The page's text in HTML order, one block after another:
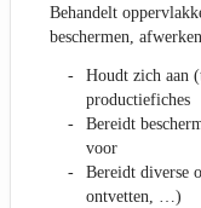
Behandelt
beschermen,
Houdt zich aan
productiefiches
Bereidt
voor
Bereidt diverse
ontvetten, …)